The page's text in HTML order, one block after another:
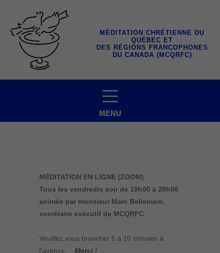
contenu
MÉDITATION CHRÉTIENNE DU
QUÉBEC ET
DES RÉGIONS FRANCOPHONES
DU CANADA (MCQRFC)
MENU
MÉDITATION EN LIGNE (ZOOM)
Tous les vendredis soir de 19h00 à 20h00
animée par monsieur Marc Bellemare,
secrétaire exécutif de MCQRFC
Veuillez vous brancher 5 à 10 minutes à
l’avance.
Merci !